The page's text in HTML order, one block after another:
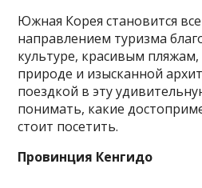
Южная Корея становится
направлением туризма
культуре, красивым
природе и изысканной
поездкой в эту
понимать, какие
стоит посетить.
Провинция Кенгидо